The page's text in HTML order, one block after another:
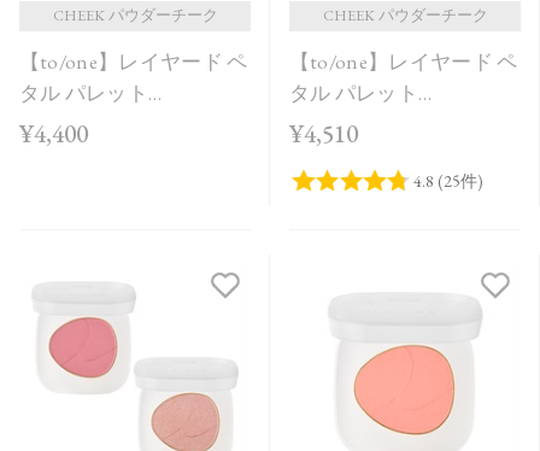
レビュー評価が高い順
人気順
CHEEK パウダーチーク
【to/one】レイヤード ペ
タル パレット
［EX03,EX04］＜2026
¥4,400
CHEEK パウダーチーク
【to/one】レイヤード ペ
タル パレット
［EX01,EX02］＜限定品
¥4,510